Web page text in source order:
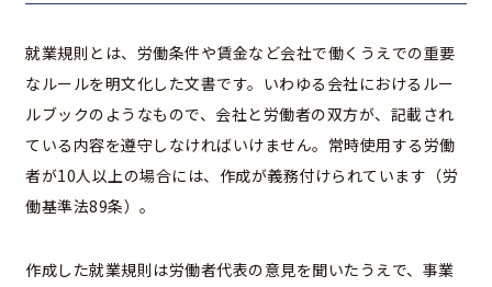
就業規則とは、労働条件や賃金など会社で働くうえでの重要
なルールを明文化した文書です。いわゆる会社におけるルー
ルブックのようなもので、会社と労働者の双方が、記載され
ている内容を遵守しなければいけません。常時使用する労働
者が10人以上の場合には、作成が義務付けられています（労
働基準法89条）。
作成した就業規則は労働者代表の意見を聞いたうえで、事業